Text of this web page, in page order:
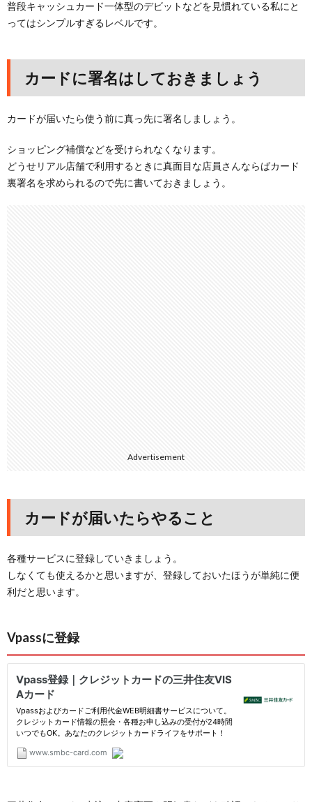
普段キャッシュカード一体型のデビットなどを見慣れている私にと
ってはシンプルすぎるレベルです。
カードに署名はしておきましょう
カードが届いたら使う前に真っ先に署名しましょう。
ショッピング補償などを受けられなくなります。
どうせリアル店舗で利用するときに真面目な店員さんならばカード
裏署名を求められるので先に書いておきましょう。
Advertisement
カードが届いたらやること
各種サービスに登録していきましょう。
しなくても使えるかと思いますが、登録しておいたほうが単純に便
利だと思います。
Vpassに登録